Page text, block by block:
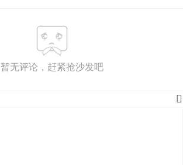
暂无评论，赶紧抢沙发吧
